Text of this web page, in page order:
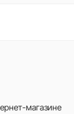
магазине